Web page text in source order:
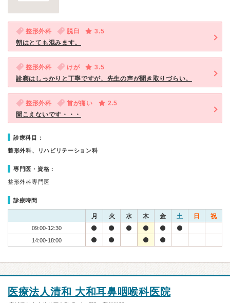
整形外科 脱臼
3.5
朝はとても混みます。
整形外科 けが
3.5
診察はしっかりと丁寧ですが、先生の声が聞き取りづらい。
整形外科 首が痛い
2.5
聞こえないです・・・
診療科目：
整形外科、リハビリテーション科
専門医・資格：
整形外科専門医
診療時間
月 火 水 木 金 土 日 祝
09:00-12:30
14:00-18:00
医療法人清和 大和耳鼻咽喉科医院